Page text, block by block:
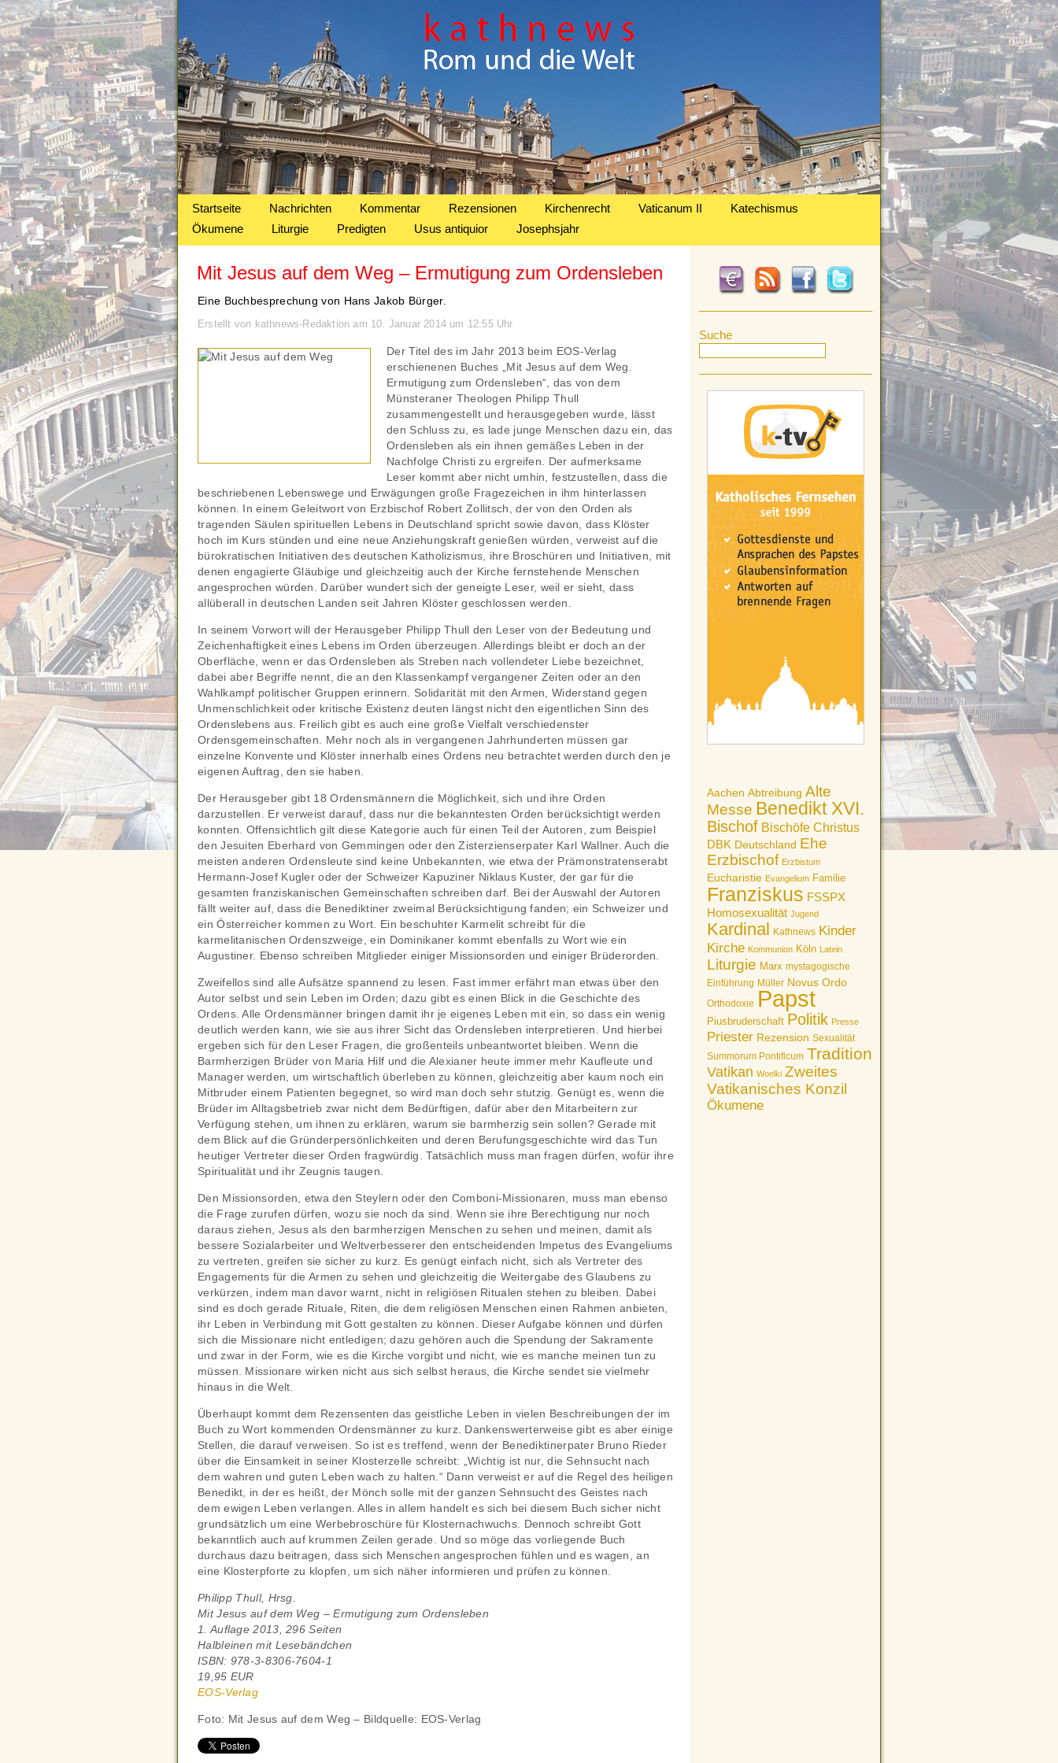
Startseite Nachrichten Kommentar Rezensionen Kirchenrecht Vaticanum II
Katechismus
Ökumene
Liturgie Predigten Usus antiquior Josephsjahr
Suche
Aachen Abtreibung Alte
Messe Benedikt XVI.
Bischof Bischöfe Christus
DBK Deutschland Ehe
Erzbischof Erzbistum
Eucharistie Evangelium Familie
Franziskus FSSPX
Homosexualität Jugend
Kardinal Kathnews Kinder
Kirche Kommunion Köln Latein
Liturgie Marx mystagogische
Einführung Müller Novus Ordo
Orthodoxie Papst
Piusbruderschaft Politik Presse
Priester Rezension Sexualität
Summorum Pontificum Tradition
Vatikan Woelki Zweites
Vatikanisches Konzil
Ökumene
Mit Jesus auf dem Weg – Ermutigung zum Ordensleben
Eine Buchbesprechung von Hans Jakob Bürger.
Erstellt von kathnews-Redaktion am 10. Januar 2014 um 12:55 Uhr
Der Titel des im Jahr 2013 beim EOS-Verlag
erschienenen Buches „Mit Jesus auf dem Weg.
Ermutigung zum Ordensleben“, das von dem
Münsteraner Theologen Philipp Thull
zusammengestellt und herausgegeben wurde, lässt
den Schluss zu, es lade junge Menschen dazu ein, das
Ordensleben als ein ihnen gemäßes Leben in der
Nachfolge Christi zu ergreifen. Der aufmerksame
Leser kommt aber nicht umhin, festzustellen, dass die
beschriebenen Lebenswege und Erwägungen große Fragezeichen in ihm hinterlassen
können. In einem Geleitwort von Erzbischof Robert Zollitsch, der von den Orden als
tragenden Säulen spirituellen Lebens in Deutschland spricht sowie davon, dass Klöster
hoch im Kurs stünden und eine neue Anziehungskraft genießen würden, verweist auf die
bürokratischen Initiativen des deutschen Katholizismus, ihre Broschüren und Initiativen, mit
denen engagierte Gläubige und gleichzeitig auch der Kirche fernstehende Menschen
angesprochen würden. Darüber wundert sich der geneigte Leser, weil er sieht, dass
allüberall in deutschen Landen seit Jahren Klöster geschlossen werden.
In seinem Vorwort will der Herausgeber Philipp Thull den Leser von der Bedeutung und
Zeichenhaftigkeit eines Lebens im Orden überzeugen. Allerdings bleibt er doch an der
Oberfläche, wenn er das Ordensleben als Streben nach vollendeter Liebe bezeichnet,
dabei aber Begriffe nennt, die an den Klassenkampf vergangener Zeiten oder an den
Wahlkampf politischer Gruppen erinnern. Solidarität mit den Armen, Widerstand gegen
Unmenschlichkeit oder kritische Existenz deuten längst nicht den eigentlichen Sinn des
Ordenslebens aus. Freilich gibt es auch eine große Vielfalt verschiedenster
Ordensgemeinschaften. Mehr noch als in vergangenen Jahrhunderten müssen gar
einzelne Konvente und Klöster innerhalb eines Ordens neu betrachtet werden durch den je
eigenen Auftrag, den sie haben.
Der Herausgeber gibt 18 Ordensmännern die Möglichkeit, sich und ihre Orden
darzustellen. Er verweist darauf, dass nur die bekanntesten Orden berücksichtigt werden
konnten. Offensichtlich gilt diese Kategorie auch für einen Teil der Autoren, zum Beispiel
den Jesuiten Eberhard von Gemmingen oder den Zisterzienserpater Karl Wallner. Auch die
meisten anderen Ordensleute sind keine Unbekannten, wie etwa der Prämonstratenserabt
Hermann-Josef Kugler oder der Schweizer Kapuziner Niklaus Kuster, der gar für die
gesamten franziskanischen Gemeinschaften schreiben darf. Bei der Auswahl der Autoren
fällt weiter auf, dass die Benediktiner zweimal Berücksichtigung fanden; ein Schweizer und
ein Österreicher kommen zu Wort. Ein beschuhter Karmelit schreibt für die
karmelitanischen Ordenszweige, ein Dominikaner kommt ebenfalls zu Wort wie ein
Augustiner. Ebenso schreiben Mitglieder einiger Missionsorden und einiger Brüderorden.
Zweifellos sind alle Aufsätze spannend zu lesen. Fast immer erfährt man etwas über den
Autor selbst und sein Leben im Orden; dazu gibt es einen Blick in die Geschichte des
Ordens. Alle Ordensmänner bringen damit ihr je eigenes Leben mit ein, so dass ein wenig
deutlich werden kann, wie sie aus ihrer Sicht das Ordensleben interpretieren. Und hierbei
ergeben sich für den Leser Fragen, die großenteils unbeantwortet bleiben. Wenn die
Barmherzigen Brüder von Maria Hilf und die Alexianer heute immer mehr Kaufleute und
Manager werden, um wirtschaftlich überleben zu können, gleichzeitig aber kaum noch ein
Mitbruder einem Patienten begegnet, so wird man doch sehr stutzig. Genügt es, wenn die
Brüder im Alltagsbetrieb zwar nicht dem Bedürftigen, dafür aber den Mitarbeitern zur
Verfügung stehen, um ihnen zu erklären, warum sie barmherzig sein sollen? Gerade mit
dem Blick auf die Gründerpersönlichkeiten und deren Berufungsgeschichte wird das Tun
heutiger Vertreter dieser Orden fragwürdig. Tatsächlich muss man fragen dürfen, wofür ihre
Spiritualität und ihr Zeugnis taugen.
Den Missionsorden, etwa den Steylern oder den Comboni-Missionaren, muss man ebenso
die Frage zurufen dürfen, wozu sie noch da sind. Wenn sie ihre Berechtigung nur noch
daraus ziehen, Jesus als den barmherzigen Menschen zu sehen und meinen, damit als
bessere Sozialarbeiter und Weltverbesserer den entscheidenden Impetus des Evangeliums
zu vertreten, greifen sie sicher zu kurz. Es genügt einfach nicht, sich als Vertreter des
Engagements für die Armen zu sehen und gleichzeitig die Weitergabe des Glaubens zu
verkürzen, indem man davor warnt, nicht in religiösen Ritualen stehen zu bleiben. Dabei
sind es doch gerade Rituale, Riten, die dem religiösen Menschen einen Rahmen anbieten,
ihr Leben in Verbindung mit Gott gestalten zu können. Dieser Aufgabe können und dürfen
sich die Missionare nicht entledigen; dazu gehören auch die Spendung der Sakramente
und zwar in der Form, wie es die Kirche vorgibt und nicht, wie es manche meinen tun zu
müssen. Missionare wirken nicht aus sich selbst heraus, die Kirche sendet sie vielmehr
hinaus in die Welt.
Überhaupt kommt dem Rezensenten das geistliche Leben in vielen Beschreibungen der im
Buch zu Wort kommenden Ordensmänner zu kurz. Dankenswerterweise gibt es aber einige
Stellen, die darauf verweisen. So ist es treffend, wenn der Benediktinerpater Bruno Rieder
über die Einsamkeit in seiner Klosterzelle schreibt: „Wichtig ist nur, die Sehnsucht nach
dem wahren und guten Leben wach zu halten.“ Dann verweist er auf die Regel des heiligen
Benedikt, in der es heißt, der Mönch solle mit der ganzen Sehnsucht des Geistes nach
dem ewigen Leben verlangen. Alles in allem handelt es sich bei diesem Buch sicher nicht
grundsätzlich um eine Werbebroschüre für Klosternachwuchs. Dennoch schreibt Gott
bekanntlich auch auf krummen Zeilen gerade. Und so möge das vorliegende Buch
durchaus dazu beitragen, dass sich Menschen angesprochen fühlen und es wagen, an
eine Klosterpforte zu klopfen, um sich näher informieren und prüfen zu können.
Philipp Thull, Hrsg.
Mit Jesus auf dem Weg – Ermutigung zum Ordensleben
1. Auflage 2013, 296 Seiten
Halbleinen mit Lesebändchen
ISBN: 978-3-8306-7604-1
19,95 EUR
EOS-Verlag
Foto: Mit Jesus auf dem Weg – Bildquelle: EOS-Verlag